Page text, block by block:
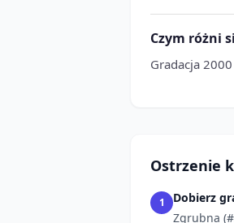
Czym różni
Gradacja
Ostrzenie
1
Dobierz
Zgrubna